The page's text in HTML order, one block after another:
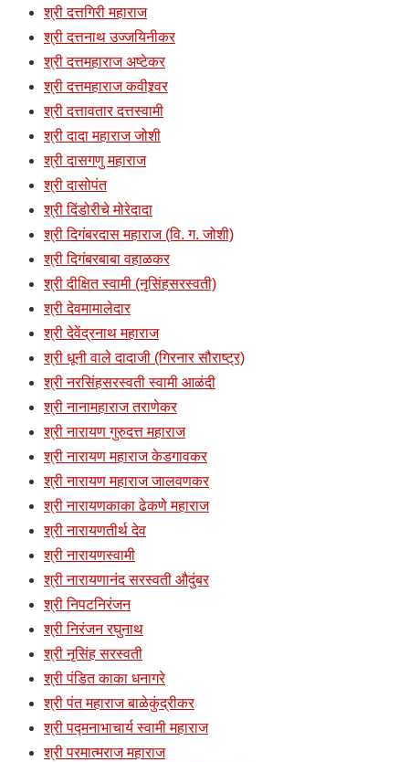
श्री दत्तगिरी महाराज
श्री दत्तनाथ उज्जयिनीकर
श्री दत्तमहाराज अष्टेकर
श्री दत्तमहाराज कवीश्र्वर
श्री दत्तावतार दत्तस्वामी
श्री दादा महाराज जोशी
श्री दासगणु महाराज
श्री दासोपंत
श्री दिंडोरीचे मोरेदादा
श्री दिगंबरदास महाराज (वि. ग. जोशी)
श्री दिगंबरबाबा वहाळकर
श्री दीक्षित स्वामी (नृसिंहसरस्वती)
श्री देवमामालेदार
श्री देवेंद्रनाथ महाराज
श्री धूनी वाले दादाजी (गिरनार सौराष्ट्र)
श्री नरसिंहसरस्वती स्वामी आळंदी
श्री नानामहाराज तराणेकर
श्री नारायण गुरुदत्त महाराज
श्री नारायण महाराज केडगावकर
श्री नारायण महाराज जालवणकर
श्री नारायणकाका ढेकणे महाराज
श्री नारायणतीर्थ देव
श्री नारायणस्वामी
श्री नारायणानंद सरस्वती औदुंबर
श्री निपटनिरंजन
श्री निरंजन रघुनाथ
श्री नृसिंह सरस्वती
श्री पंडित काका धनागरे
श्री पंत महाराज बाळेकुंद्रीकर
श्री पद्मनाभाचार्य स्वामी महाराज
श्री परमात्मराज महाराज